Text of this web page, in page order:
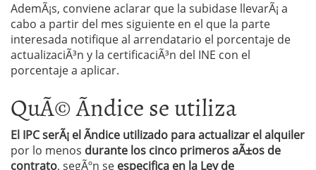
AdemÃ¡s, conviene aclarar que la subidase llevarÃ¡ a
cabo a partir del mes siguiente en el que la parte
interesada notifique al arrendatario el porcentaje de
actualizaciÃ³n y la certificaciÃ³n del INE con el
porcentaje a aplicar.
QuÃ© Ã­ndice se utiliza
El IPC serÃ¡ el Ã­ndice utilizado para actualizar el alquiler
por lo menos durante los cinco primeros aÃ±os de
contrato, segÃºn se especifica en la Ley de